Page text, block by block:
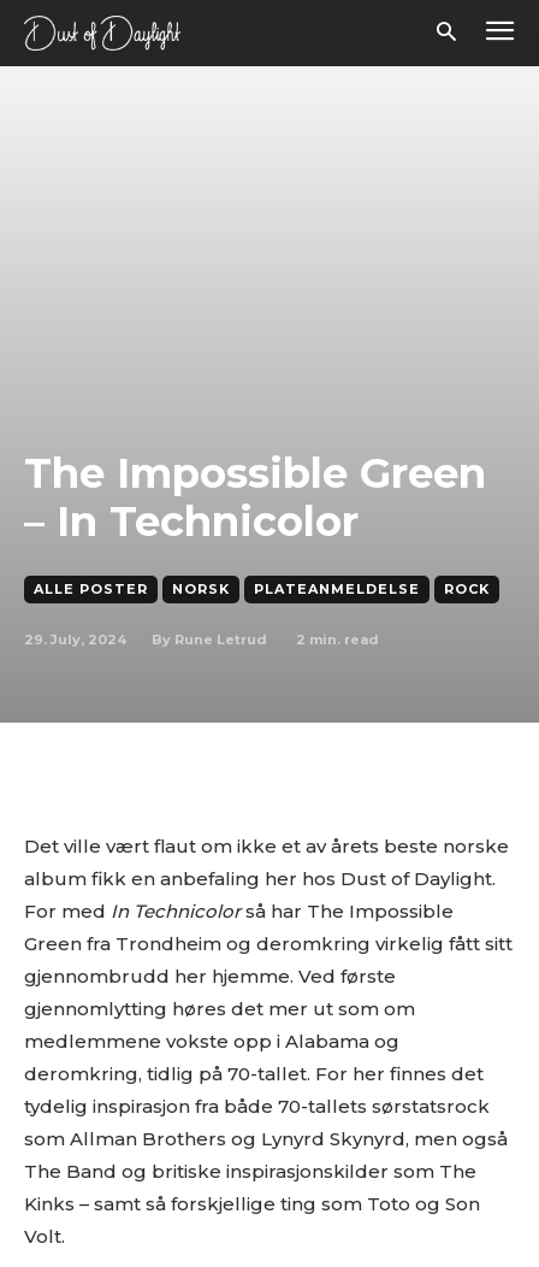
The Impossible Green
– In Technicolor
ALLE POSTER NORSK PLATEANMELDELSE ROCK
29. July, 2024 By Rune Letrud 2 min. read
Det ville vært flaut om ikke et av årets beste norske
album fikk en anbefaling her hos Dust of Daylight.
For med In Technicolorså har The Impossible
Green fra Trondheim og deromkring virkelig fått sitt
gjennombrudd her hjemme. Ved første
gjennomlytting høres det mer ut som om
medlemmene vokste opp i Alabama og
deromkring, tidlig på 70-tallet. For her finnes det
tydelig inspirasjon fra både 70-tallets sørstatsrock
som Allman Brothers og Lynyrd Skynyrd, men også
The Band og britiske inspirasjonskilder som The
Kinks – samt så forskjellige ting som Toto og Son
Volt.